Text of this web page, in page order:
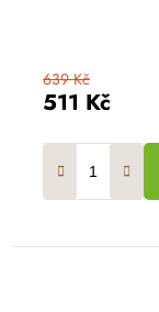
511 Kč
639 Kč